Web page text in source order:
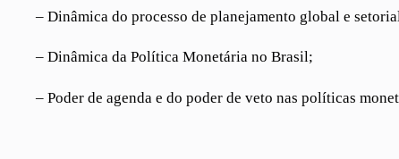
– Dinâmica do processo de planejamento global e
– Dinâmica da Política Monetária no Brasil;
– Poder de agenda e do poder de veto nas políticas